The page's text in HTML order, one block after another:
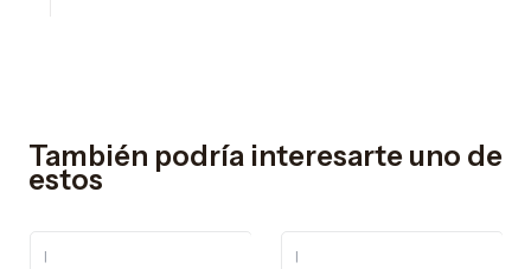
También podría interesarte uno de
estos
| |